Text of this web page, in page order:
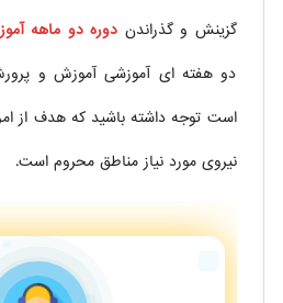
گزینش و گذراندن دوره دو ماهه
دو هفته ای آموزشی آموزش و
است توجه داشته باشید که هدف از
نیروی مورد نیاز مناطق محروم است.